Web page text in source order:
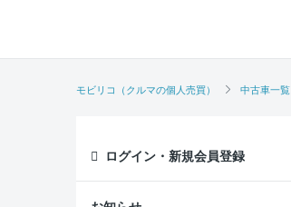
モビリコ（クルマの個人売買） 中古車一覧
ログイン・新規会員登録